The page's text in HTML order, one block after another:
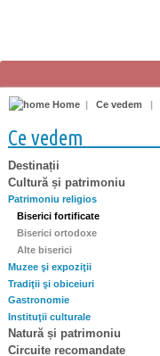
Home | Ce vedem |
Ce vedem
Destinații
Cultură și patrimoniu
Patrimoniu religios
Biserici fortificate
Biserici ortodoxe
Alte biserici
Muzee şi expoziţii
Tradiţii şi obiceiuri
Gastronomie
Instituţii culturale
Natură și patrimoniu
Circuite recomandate